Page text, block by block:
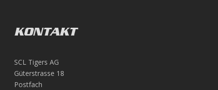
KONTAKT
SCL Tigers AG
Güterstrasse 18
Postfach